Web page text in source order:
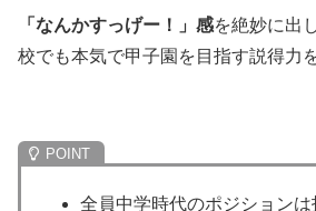
「なんかすっげー！」感を絶妙に出
校でも本気で甲子園を目指す説得力
全員中学時代のポジションは